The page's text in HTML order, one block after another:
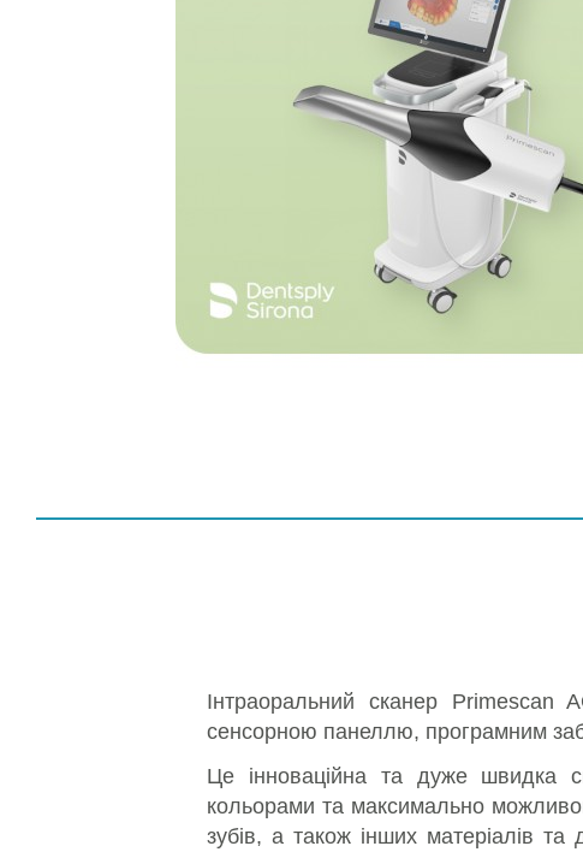
Інтраоральний сканер Primescan
сенсорною панеллю, програмним
Це інноваційна та дуже швидка
кольорами та максимально
зубів, а також інших матеріалів